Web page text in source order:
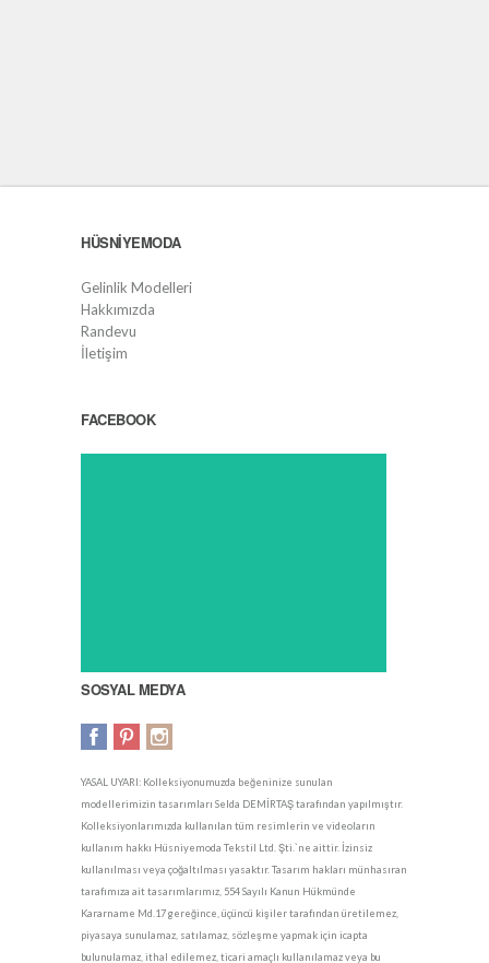
HÜSNIYEMODA
Gelinlik Modelleri
Hakkımızda
Randevu
İletişim
FACEBOOK
SOSYAL MEDYA
YASAL UYARI: Kolleksiyonumuzda beğeninize sunulan
modellerimizin tasarımları Selda DEMİRTAŞ tarafından yapılmıştır.
Kolleksiyonlarımızda kullanılan tüm resimlerin ve videoların
kullanım hakkı Hüsniyemoda Tekstil Ltd. Şti.`ne aittir. İzinsiz
kullanılması veya çoğaltılması yasaktır. Tasarım hakları münhasıran
tarafımıza ait tasarımlarımız, 554 Sayılı Kanun Hükmünde
Kararname Md.17 gereğince, üçüncü kişiler tarafından üretilemez,
piyasaya sunulamaz, satılamaz, sözleşme yapmak için icapta
bulunulamaz, ithal edilemez, ticari amaçlı kullanılamaz veya bu